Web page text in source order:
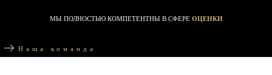
МЫ ПОЛНОСТЬЮ КОМПЕТЕНТНЫ В СФЕРЕ ОЦЕНКИ
Наша команда